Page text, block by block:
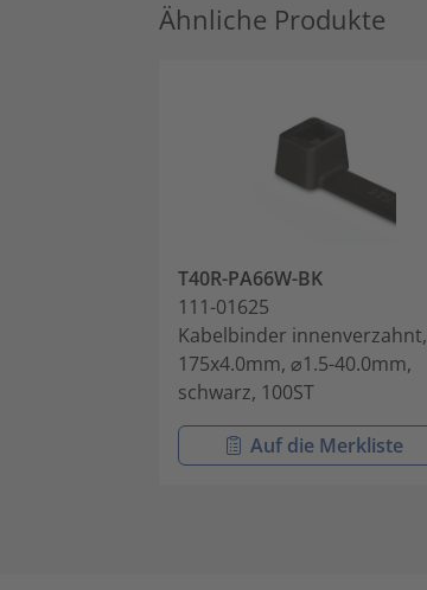
Ähnliche Produkte
T40R-PA66W-BK
111-01625
Kabelbinder innenverzahnt,
175x4.0mm, ⌀1.5-40.0mm,
schwarz, 100ST
Auf die Merkliste